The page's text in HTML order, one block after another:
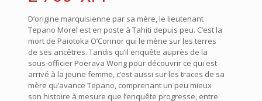
D’origine marquisienne par sa mère, le lieutenant
Tepano Morel est en poste à Tahiti depuis peu. C’est la
mort de Paiotoka O’Connor qui le mène sur les terres
de ses ancêtres. Tandis qu’il enquête auprès de la
sous-officier Poerava Wong pour découvrir ce qui est
arrivé à la jeune femme, c’est aussi sur les traces de sa
mère qu’avance Tepano, comprenant un peu mieux
son histoire à mesure que l’enquête progresse, entre